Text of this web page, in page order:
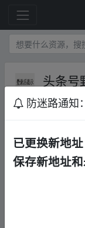
头条号
书，无
张！
防迷路通知：
已更换新地
保存新地址和